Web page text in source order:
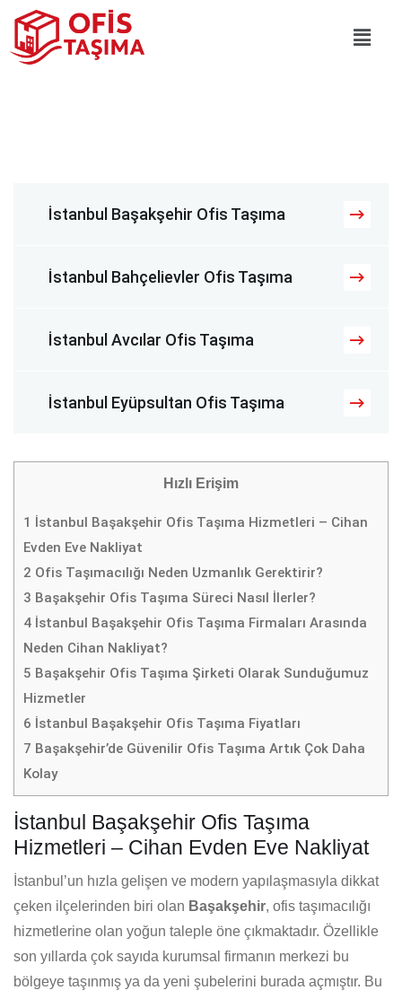
İstanbul Başakşehir Ofis Taşıma
İstanbul Bahçelievler Ofis Taşıma
İstanbul Avcılar Ofis Taşıma
İstanbul Eyüpsultan Ofis Taşıma
Hızlı Erişim
1
İstanbul Başakşehir Ofis Taşıma Hizmetleri – Cihan
Evden Eve Nakliyat
2 Ofis Taşımacılığı Neden Uzmanlık Gerektirir?
3 Başakşehir Ofis Taşıma Süreci Nasıl İlerler?
4 İstanbul Başakşehir Ofis Taşıma Firmaları Arasında
Neden Cihan Nakliyat?
5 Başakşehir Ofis Taşıma Şirketi Olarak Sunduğumuz
Hizmetler
6 İstanbul Başakşehir Ofis Taşıma Fiyatları
7 Başakşehir’de Güvenilir Ofis Taşıma Artık Çok Daha
Kolay
İstanbul Başakşehir Ofis Taşıma
Hizmetleri – Cihan Evden Eve Nakliyat
İstanbul’un hızla gelişen ve modern yapılaşmasıyla dikkat
çeken ilçelerinden biri olan Başakşehir, ofis taşımacılığı
hizmetlerine olan yoğun taleple öne çıkmaktadır. Özellikle
son yıllarda çok sayıda kurumsal firmanın merkezi bu
bölgeye taşınmış ya da yeni şubelerini burada açmıştır. Bu